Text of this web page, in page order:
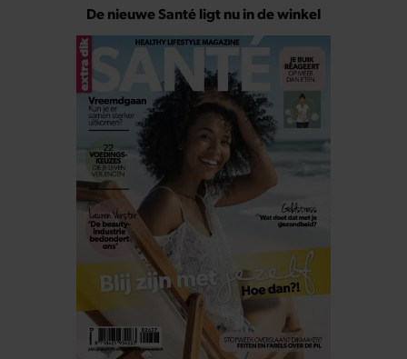
De nieuwe Santé ligt nu in de winkel